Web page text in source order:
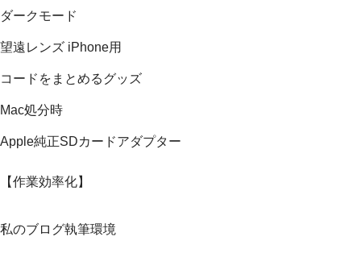
ダークモード
望遠レンズ iPhone用
コードをまとめるグッズ
Mac処分時
Apple純正SDカードアダプター
【作業効率化】
私のブログ執筆環境